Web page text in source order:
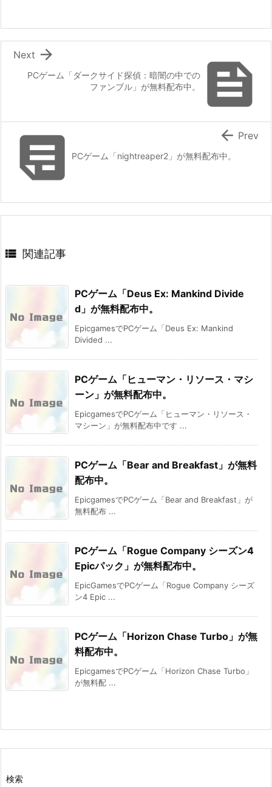

PCゲーム「ダークサイド探偵：暗闇の中での
ファンブル」が無料配布中。

Next
PCゲーム「nightreaper2」が無料配布中。
 Prev
 関連記事
PCゲーム「Deus Ex: Mankind Divide
d」が無料配布中。
EpicgamesでPCゲーム「Deus Ex: Mankind
Divided ...
PCゲーム「ヒューマン・リソース・マシ
ーン」が無料配布中。
EpicgamesでPCゲーム「ヒューマン・リソース・
マシーン」が無料配布中です ...
PCゲーム「Bear and Breakfast」が無料
配布中。
EpicgamesでPCゲーム「Bear and Breakfast」が
無料配布 ...
PCゲーム「Rogue Company シーズン4
Epicパック」が無料配布中。
EpicGamesでPCゲーム「Rogue Company シーズ
ン4 Epic ...
PCゲーム「Horizon Chase Turbo」が無
料配布中。
EpicgamesでPCゲーム「Horizon Chase Turbo」
が無料配 ...
検索